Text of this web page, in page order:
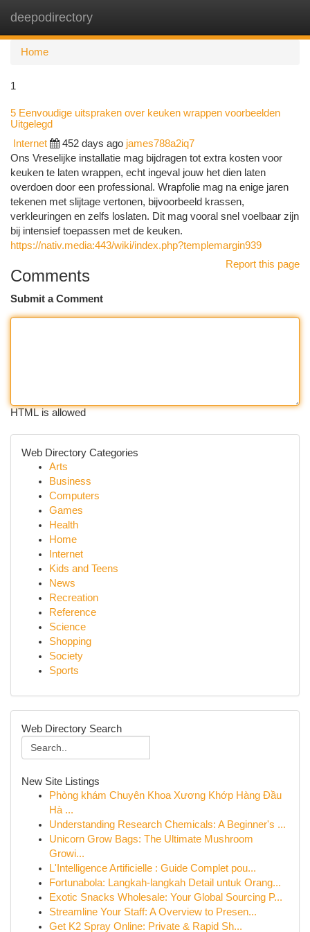
deepodirectory
Home
1
5 Eenvoudige uitspraken over keuken wrappen voorbeelden
Uitgelegd
Internet 452 days ago james788a2iq7
Ons Vreselijke installatie mag bijdragen tot extra kosten voor
keuken te laten wrappen, echt ingeval jouw het dien laten
overdoen door een professional. Wrapfolie mag na enige jaren
tekenen met slijtage vertonen, bijvoorbeeld krassen,
verkleuringen en zelfs loslaten. Dit mag vooral snel voelbaar zijn
bij intensief toepassen met de keuken.
https://nativ.media:443/wiki/index.php?templemargin939
Report this page
Comments
Submit a Comment
HTML is allowed
Web Directory Categories
Arts
Business
Computers
Games
Health
Home
Internet
Kids and Teens
News
Recreation
Reference
Science
Shopping
Society
Sports
Web Directory Search
New Site Listings
Phòng khám Chuyên Khoa Xương Khớp Hàng Đầu
Hà ...
Understanding Research Chemicals: A Beginner's ...
Unicorn Grow Bags: The Ultimate Mushroom
Growi...
L'Intelligence Artificielle : Guide Complet pou...
Fortunabola: Langkah-langkah Detail untuk Orang...
Exotic Snacks Wholesale: Your Global Sourcing P...
Streamline Your Staff: A Overview to Presen...
Get K2 Spray Online: Private & Rapid Sh...